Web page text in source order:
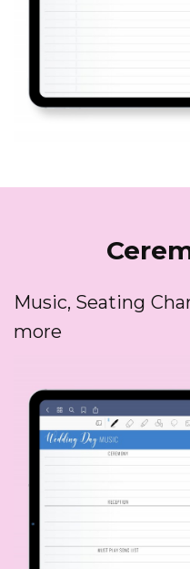
Music, Seating
more